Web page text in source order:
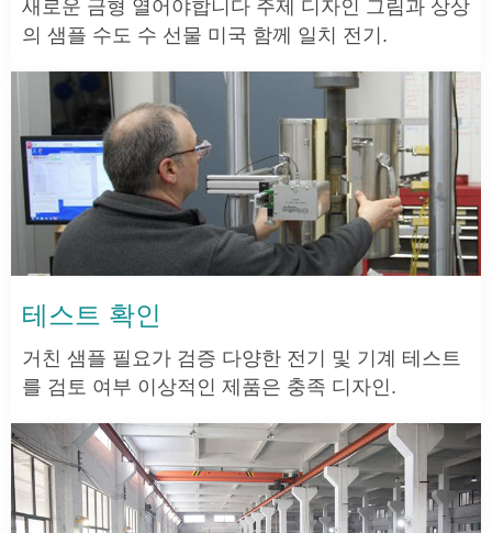
새로운 금형 열어야합니다 주제 디자인 그림과 상상
의 샘플 수도 수 선물 미국 함께 일치 전기.
테스트 확인
거친 샘플 필요가 검증 다양한 전기 및 기계 테스트
를 검토 여부 이상적인 제품은 충족 디자인.